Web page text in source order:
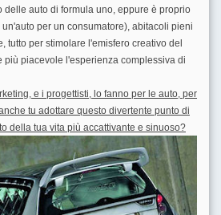
auto di formula uno, eppure è proprio
per un consumatore), abitacoli pieni
tutto per stimolare l'emisfero creativo del
più piacevole l'esperienza complessiva di
e i progettisti, lo fanno per le auto, per
tu adottare questo divertente punto di
della tua vita più accattivante e sinuoso?